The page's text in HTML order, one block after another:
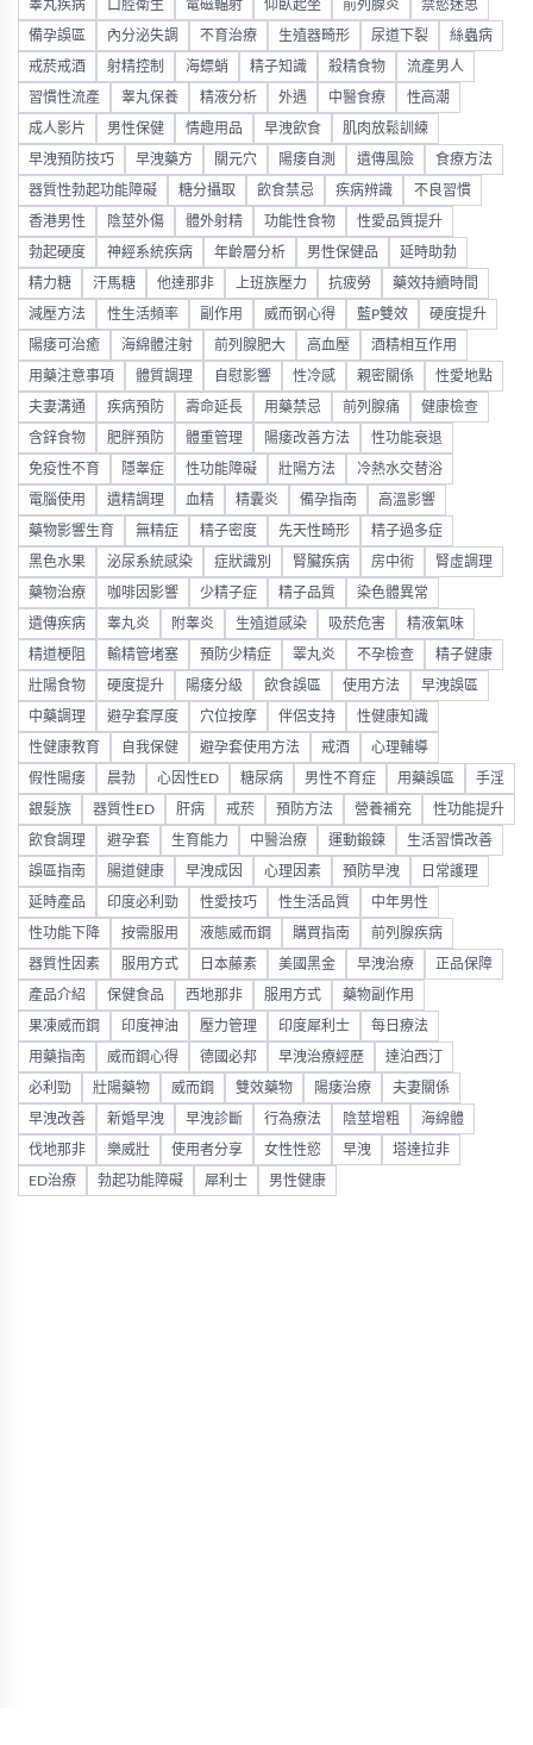
睾丸疾病 口腔衛生 電磁輻射 仰臥起坐 前列腺炎 禁慾迷思
備孕誤區 內分泌失調 不育治療 生殖器畸形 尿道下裂 絲蟲病
戒菸戒酒 射精控制 海螵蛸 精子知識 殺精食物 流產男人
習慣性流產 睾丸保養 精液分析 外遇 中醫食療 性高潮
成人影片 男性保健 情趣用品 早洩飲食 肌肉放鬆訓練
早洩預防技巧 早洩藥方 關元穴 陽痿自測 遺傳風險 食療方法
器質性勃起功能障礙 糖分攝取 飲食禁忌 疾病辨識 不良習慣
香港男性 陰莖外傷 體外射精 功能性食物 性愛品質提升
勃起硬度 神經系統疾病 年齡層分析 男性保健品 延時助勃
精力糖 汗馬糖 他達那非 上班族壓力 抗疲勞 藥效持續時間
減壓方法 性生活頻率 副作用 威而钢心得 藍P雙效 硬度提升
陽痿可治癒 海綿體注射 前列腺肥大 高血壓 酒精相互作用
用藥注意事項 體質調理 自慰影響 性冷感 親密關係 性愛地點
夫妻溝通 疾病預防 壽命延長 用藥禁忌 前列腺痛 健康檢查
含鋅食物 肥胖預防 體重管理 陽痿改善方法 性功能衰退
免疫性不育 隱睾症 性功能障礙 壯陽方法 冷熱水交替浴
電腦使用 遺精調理 血精 精囊炎 備孕指南 高溫影響
藥物影響生育 無精症 精子密度 先天性畸形 精子過多症
黑色水果 泌尿系統感染 症狀識別 腎臟疾病 房中術 腎虛調理
藥物治療 咖啡因影響 少精子症 精子品質 染色體異常
遺傳疾病 睾丸炎 附睾炎 生殖道感染 吸菸危害 精液氣味
精道梗阻 輸精管堵塞 預防少精症 睪丸炎 不孕檢查 精子健康
壯陽食物 硬度提升 陽痿分級 飲食誤區 使用方法 早洩誤區
中藥調理 避孕套厚度 穴位按摩 伴侶支持 性健康知識
性健康教育 自我保健 避孕套使用方法 戒酒 心理輔導
假性陽痿 晨勃 心因性ED 糖尿病 男性不育症 用藥誤區 手淫
銀髮族 器質性ED 肝病 戒菸 預防方法 營養補充 性功能提升
飲食調理 避孕套 生育能力 中醫治療 運動鍛鍊 生活習慣改善
誤區指南 腸道健康 早洩成因 心理因素 預防早洩 日常護理
延時產品 印度必利勁 性愛技巧 性生活品質 中年男性
性功能下降 按需服用 液態威而鋼 購買指南 前列腺疾病
器質性因素 服用方式 日本藤素 美國黑金 早洩治療 正品保障
產品介紹 保健食品 西地那非 服用方式 藥物副作用
果凍威而鋼 印度神油 壓力管理 印度犀利士 每日療法
用藥指南 威而鋼心得 德國必邦 早洩治療經歷 達泊西汀
必利勁 壯陽藥物 威而鋼 雙效藥物 陽痿治療 夫妻關係
早洩改善 新婚早洩 早洩診斷 行為療法 陰莖增粗 海綿體
伐地那非 樂威壯 使用者分享 女性性慾 早洩 塔達拉非
ED治療 勃起功能障礙 犀利士 男性健康